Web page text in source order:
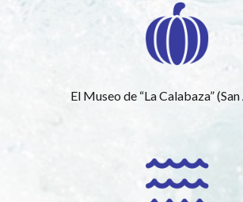
El Museo de “La Calabaza”